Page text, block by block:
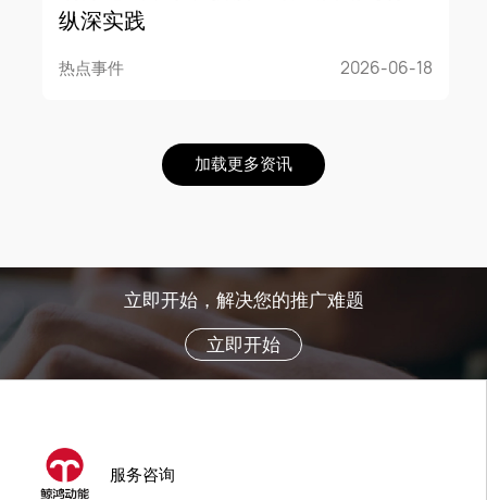
纵深实践
热点事件 2026-06-18
加载更多资讯
立即开始，解决您的推广难题
立即开始
服务咨询